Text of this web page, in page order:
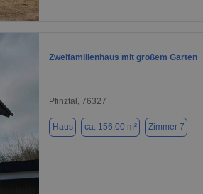
1 / 1
Zweifamilienhaus mit großem Garten
Pfinztal, 76327
Haus ca. 156,00 m² Zimmer 7